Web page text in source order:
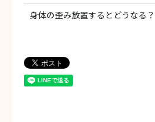
身体の歪み放置するとどうなる？